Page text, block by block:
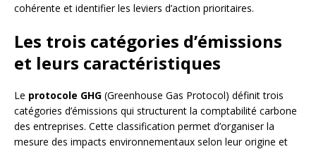
cohérente et identifier les leviers d’action prioritaires.
Les trois catégories d’émissions
et leurs caractéristiques
Le protocole GHG (Greenhouse Gas Protocol) définit trois
catégories d’émissions qui structurent la comptabilité carbone
des entreprises. Cette classification permet d’organiser la
mesure des impacts environnementaux selon leur origine et